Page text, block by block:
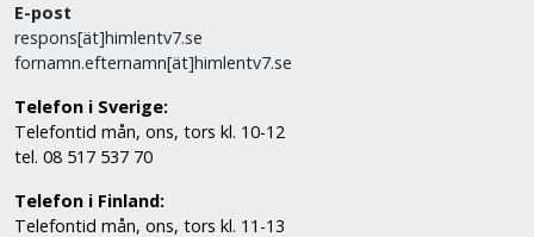
E-post
respons[ät]himlentv7.se
fornamn.efternamn[ät]himlentv7.se
Telefon i Sverige:
Telefontid mån, ons, tors kl. 10-12
tel. 08 517 537 70
Telefon i Finland:
Telefontid mån, ons, tors kl. 11-13